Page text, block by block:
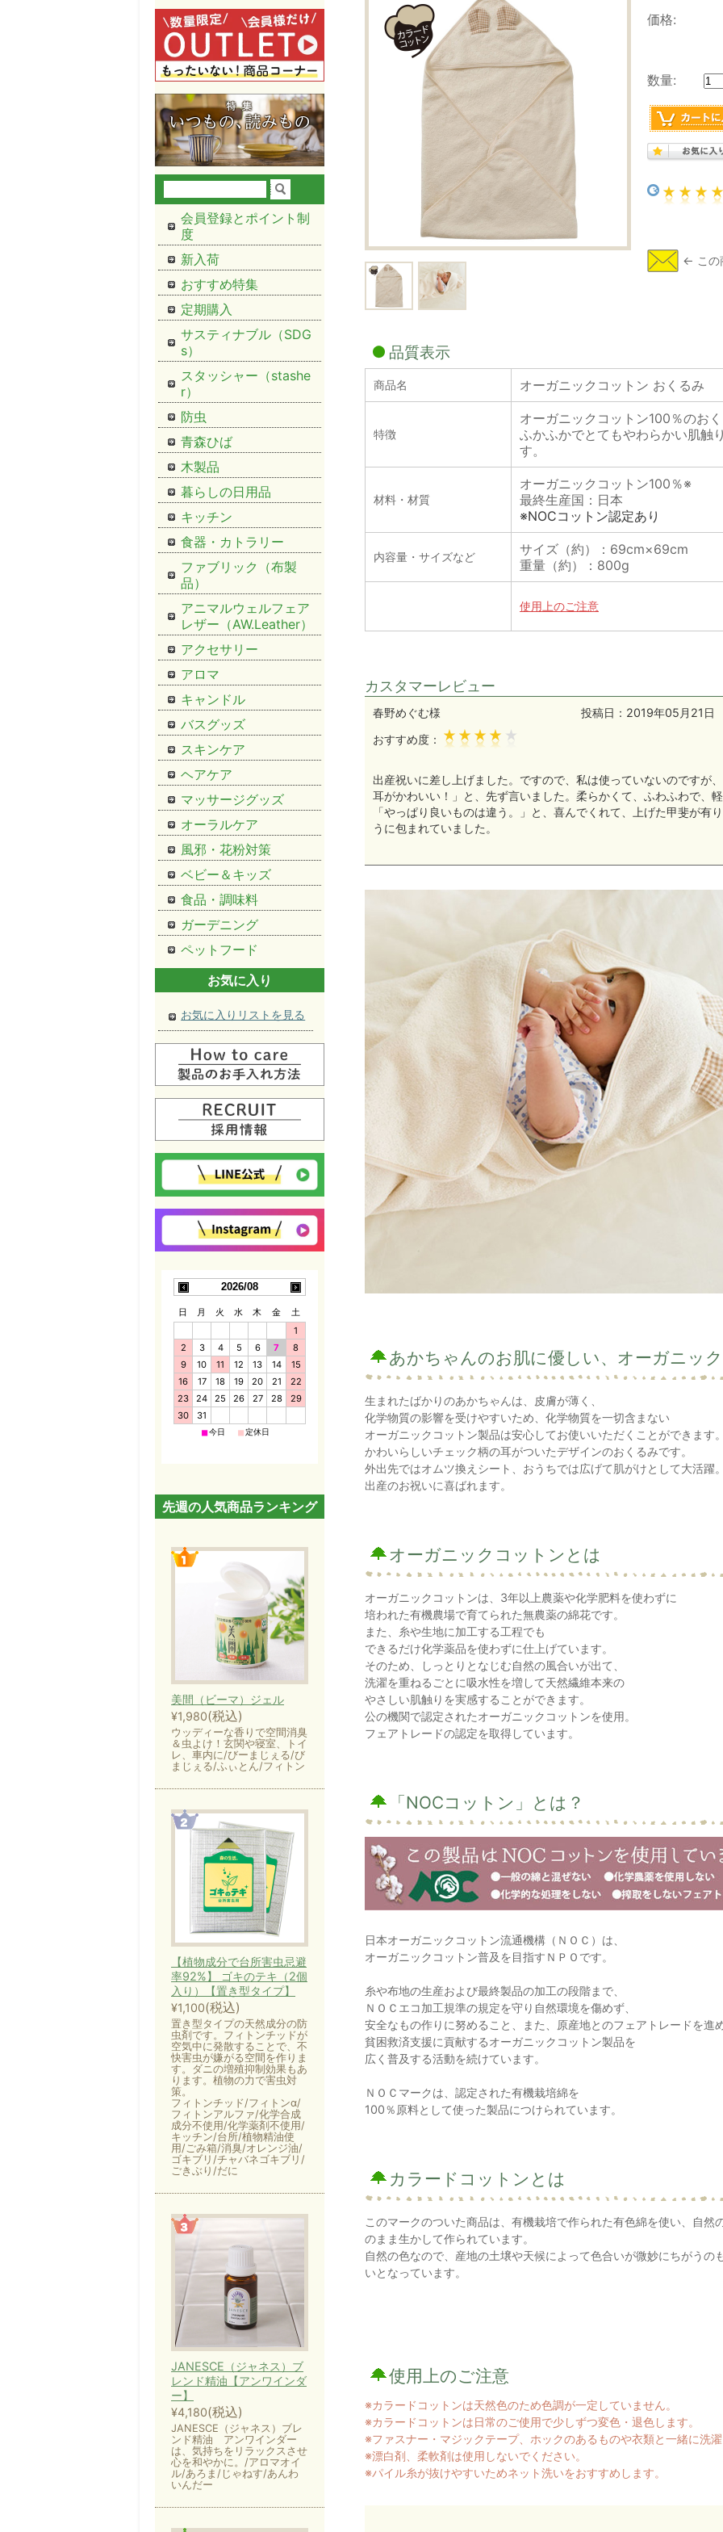
価格:
数量:
品質表示
商品名 オーガニックコットン おくるみ
特徴
オーガニックコットン100％のお
ふかふかでとてもやわらかい肌触
す。
材料・材質
オーガニックコットン100％※
最終生産国：日本
※NOCコットン認定あり
内容量・サイズなど
サイズ（約）：69cm×69cm
重量（約）：800g
使用上のご注意
カスタマーレビュー
春野めぐむ様 投稿日： 2019年05月21日
おすすめ度：
出産祝いに差し上げました。ですので、私は使っていないのですが
耳がかわいい！」と、先ず言いました。柔らかくて、ふわふわで、
「やっぱり良いものは違う。」と、喜んでくれて、上げた甲斐が有
うに包まれていました。
あかちゃんのお肌に優しい、オーガニッ
生まれたばかりのあかちゃんは、皮膚が薄く、
化学物質の影響を受けやすいため、化学物質を一切含まない
オーガニックコットン製品は安心してお使いいただくことができます
かわいらしいチェック柄の耳がついたデザインのおくるみです。
外出先ではオムツ換えシート、おうちでは広げて肌がけとして大活躍
出産のお祝いに喜ばれます。
オーガニックコットンとは
オーガニックコットンは、3年以上農薬や化学肥料を使わずに
培われた有機農場で育てられた無農薬の綿花です。
また、糸や生地に加工する工程でも
できるだけ化学薬品を使わずに仕上げています。
そのため、しっとりとなじむ自然の風合いが出て、
洗濯を重ねるごとに吸水性を増して天然繊維本来の
やさしい肌触りを実感することができます。
公の機関で認定されたオーガニックコットンを使用。
フェアトレードの認定を取得しています。
「NOCコットン」とは？
日本オーガニックコットン流通機構（ＮＯＣ）は、
オーガニックコットン普及を目指すＮＰＯです。
糸や布地の生産および最終製品の加工の段階まで、
ＮＯＣエコ加工規準の規定を守り自然環境を傷めず、
安全なもの作りに努めること、また、原産地とのフェアトレードを進
貧困救済支援に貢献するオーガニックコットン製品を
広く普及する活動を続けています。
ＮＯＣマークは、認定された有機栽培綿を
100％原料として使った製品につけられています。
カラードコットンとは
このマークのついた商品は、有機栽培で作られた有色綿を使い、自然
のまま生かして作られています。
自然の色なので、産地の土壌や天候によって色合いが微妙にちがうの
いとなっています。
使用上のご注意
※カラードコットンは天然色のため色調が一定していません。
※カラードコットンは日常のご使用で少しずつ変色・退色します。
※ファスナー・マジックテープ、ホックのあるものや衣類と一緒に洗
※漂白剤、柔軟剤は使用しないでください。
※パイル糸が抜けやすいためネット洗いをおすすめします。
会員登録とポイント制
度
新入荷
おすすめ特集
定期購入
サスティナブル（SDG
s）
スタッシャー（stashe
r）
防虫
青森ひば
木製品
暮らしの日用品
キッチン
食器・カトラリー
ファブリック（布製
品）
アニマルウェルフェア
レザー（AW.Leather）
アクセサリー
アロマ
キャンドル
バスグッズ
スキンケア
ヘアケア
マッサージグッズ
オーラルケア
風邪・花粉対策
ベビー＆キッズ
食品・調味料
ガーデニング
ペットフード
お気に入り
お気に入りリストを見る
2026/08
日 月 火 水 木 金
土
1
2
3 4 5 6 7
8
9
10 11 12 13 14
15
16
17 18 19 20 21
22
23
24 25 26 27 28
29
30
31
■今日 ■定休日
先週の人気商品ランキング
美間（ビーマ）ジェル
¥1,980(税込)
ウッディーな香りで空間消臭
＆虫よけ！玄関や寝室、トイ
レ、車内に/びーまじぇる/び
まじぇる/ふぃとん/フィトン
【植物成分で台所害虫忌避
率92%】 ゴキのテキ（2個
入り）【置き型タイプ】
¥1,100(税込)
置き型タイプの天然成分の防
虫剤です。フィトンチッドが
空気中に発散することで、不
快害虫が嫌がる空間を作りま
す。ダニの増殖抑制効果もあ
ります。植物の力で害虫対
策。
フィトンチッド/フィトンα/
フィトンアルファ/化学合成
成分不使用/化学薬剤不使用/
キッチン/台所/植物精油使
用/ごみ箱/消臭/オレンジ油/
ゴキブリ/チャバネゴキブリ/
ごきぶり/だに
JANESCE（ジャネス）ブ
レンド精油【アンワインダ
ー】
¥4,180(税込)
JANESCE（ジャネス）ブレ
ンド精油 アンワインダー
は、気持ちをリラックスさせ
心を和やかに。/アロマオイ
ル/あろま/じゃねす/あんわ
いんだー